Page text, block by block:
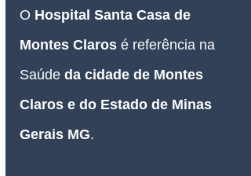
O Hospital Santa Casa de
Montes Claros é referência na
Saúde da cidade de Montes
Claros e do Estado de Minas
Gerais MG.